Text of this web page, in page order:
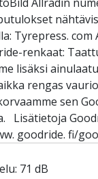
Tyrepress. com
renkaat:
lisäksi
rengas
sen
Lisätietoja
goodride. fi/
71 dB